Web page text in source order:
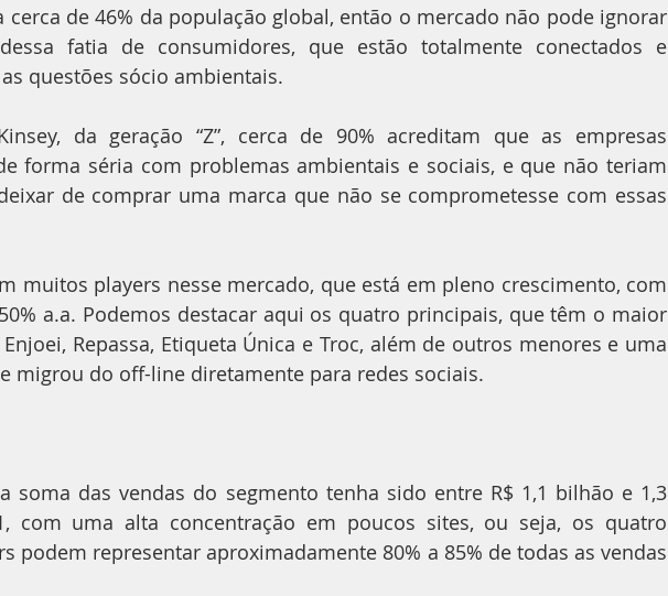
cerca de 46% da população global, então o mercado não pode ignorar
fatia de consumidores, que estão totalmente conectados e
questões sócio ambientais.
da geração “Z”, cerca de 90% acreditam que as empresas
forma séria com problemas ambientais e sociais, e que não teriam
de comprar uma marca que não se comprometesse com essas
muitos players nesse mercado, que está em pleno crescimento, com
a.a. Podemos destacar aqui os quatro principais, que têm o maior
Repassa, Etiqueta Única e Troc, além de outros menores e uma
migrou do off-line diretamente para redes sociais.
com uma alta concentração em poucos sites, ou seja, os quatro
podem representar aproximadamente 80% a 85% de todas as vendas